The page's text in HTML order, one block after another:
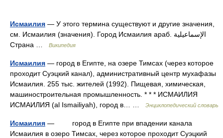
Исмаилия — У этого термина существуют и другие значения,
см. Исмаилия (значения). Город Исмаилия араб. الإسماعيلية‎‎
Страна …
Википедия
Исмаилия — город в Египте, на озере Тимсах (через которое
проходит Суэцкий канал), административный центр мухафазы
Исмаилия. 255 тыс. жителей (1992). Пищевая, химическая,
машиностроительная промышленность. * * * ИСМАИЛИЯ
ИСМАИЛИЯ (al Ismailiyah), город в… …
Энциклопедический словарь
Исмаилия — город в Египте при впадении канала
Исмаилия в озеро Тимсах, через которое проходит Суэцкий